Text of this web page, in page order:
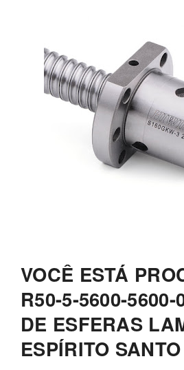
VOCÊ ESTÁ
R50-5-5600-5600-
DE ESFERAS
ESPÍRITO